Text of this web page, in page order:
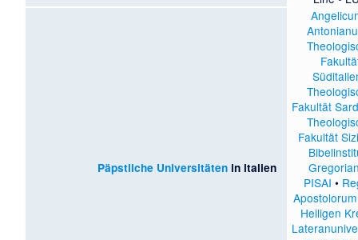
Päpstliche Universitätenin Italien
Fakultät
Fakultät
PISAI •
Apostolorum
Heiligen